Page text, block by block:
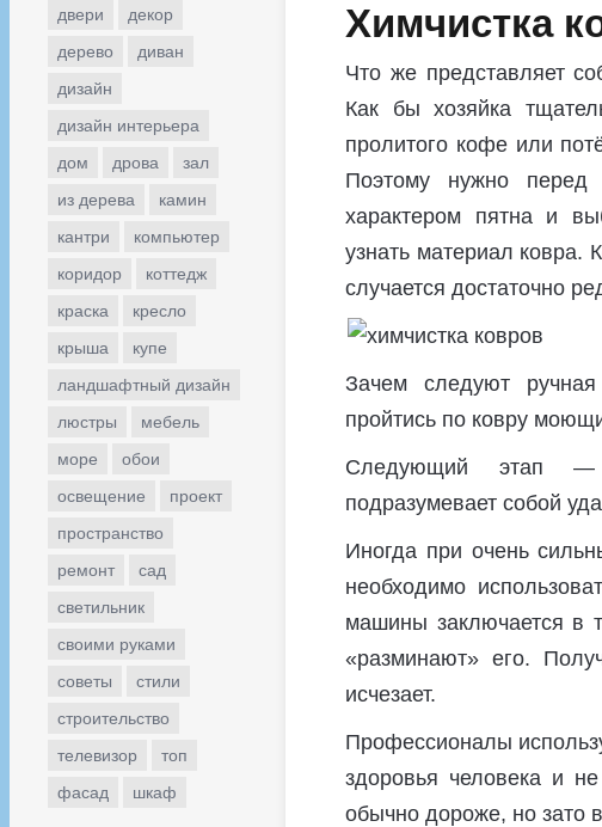
двери
декор
дерево
диван
дизайн
дизайн интерьера
дом
дрова
зал
из дерева
камин
кантри
компьютер
коридор
коттедж
краска
кресло
крыша
купе
ландшафтный дизайн
люстры
мебель
море
обои
освещение
проект
пространство
ремонт
сад
светильник
своими руками
советы
стили
строительство
телевизор
топ
фасад
шкаф
Химчистка
Что же представляет
Как бы хозяйка
пролитого кофе или
Поэтому нужно перед
характером пятна и
узнать материал ковра.
случается достаточно
Зачем следуют
пройтись по ковру
Следующий этап —
подразумевает собой
Иногда при очень
необходимо
машины заключается в
«разминают» его.
исчезает.
Профессионалы
здоровья человека и
обычно дороже, но зато